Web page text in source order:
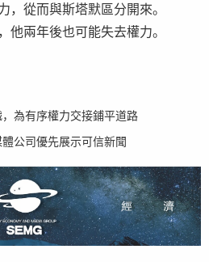
，從而與斯塔默區分開來。
他兩年後也可能失去權力。
為有序權力交接鋪平道路
公司優先展示可信新聞